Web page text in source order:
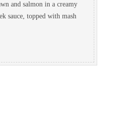
and salmon in a creamy
sauce, topped with mash